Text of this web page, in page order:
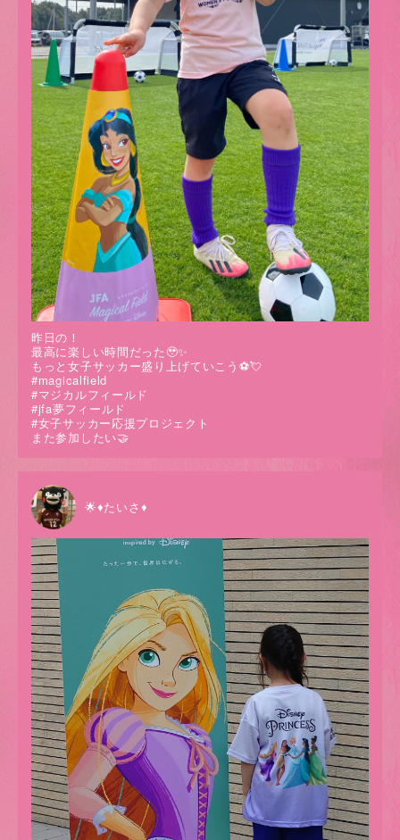
昨日の！
最高に楽しい時間だった🥹✨
もっと女子サッカー盛り上げていこう⚽️💘
#magicalfield
#マジカルフィールド
#jfa夢フィールド
#女子サッカー応援プロジェクト
また参加したい🤝
🌟♦たいさ♦